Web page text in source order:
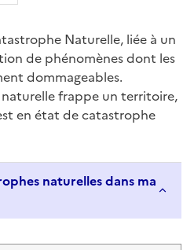
Naturelle, liée à un
de phénomènes dont les
dommageables.
frappe un territoire,
en état de catastrophe
naturelles dans ma